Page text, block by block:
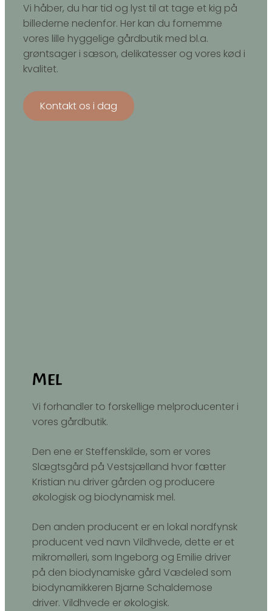
Vi håber, du har tid og lyst til at tage et kig på
billederne nedenfor. Her kan du fornemme
vores lille hyggelige gårdbutik med bl.a.
grøntsager i sæson, delikatesser og vores kød i
kvalitet.
Kontakt os i dag
Mel
Vi forhandler to forskellige melproducenter i
vores gårdbutik.
Den ene er Steffenskilde, som er vores
Slægtsgård på Vestsjælland hvor fætter
Kristian nu driver gården og producere
økologisk og biodynamisk mel.
Den anden producent er en lokal nordfynsk
producent ved navn Vildhvede, dette er et
mikromølleri, som Ingeborg og Emilie driver
på den biodynamiske gård Vædeled som
biodynamikkeren Bjarne Schaldemose
driver. Vildhvede er økologisk.